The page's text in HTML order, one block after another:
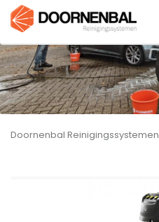
Doornenbal Reinigingssystemen